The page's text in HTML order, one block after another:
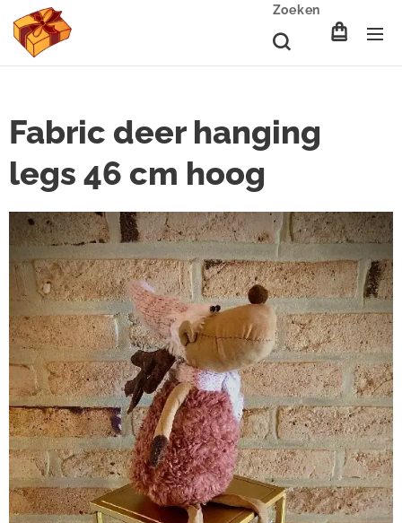
Zoeken
Fabric deer hanging
legs 46 cm hoog